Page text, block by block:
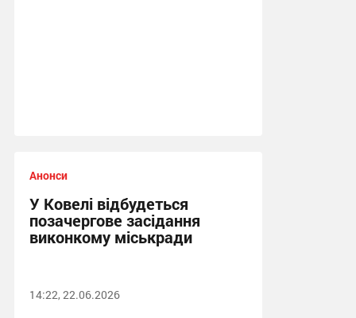
Анонси
У Ковелі відбудеться
позачергове засідання
виконкому міськради
14:22, 22.06.2026